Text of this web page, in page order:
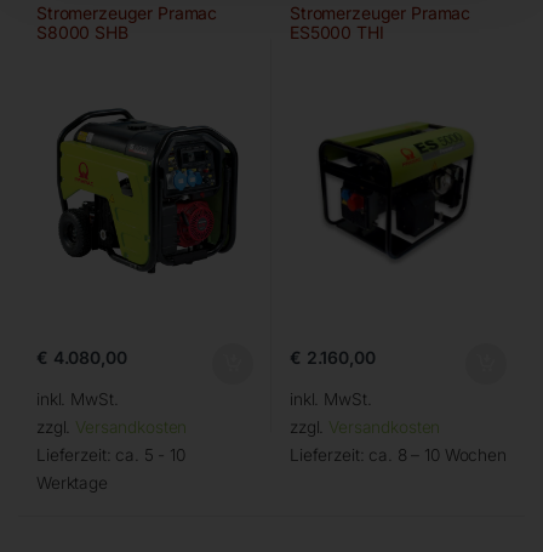
Stromerzeuger Pramac
S8000 SHB
€ 4.080,00
inkl. MwSt.
zzgl. Versandkosten
Lieferzeit: ca. 5 - 10
Werktage
Stromerzeuger Pramac
ES5000 THI
€ 2.160,00
inkl. MwSt.
zzgl. Versandkosten
Lieferzeit: ca. 8 – 10 Wochen